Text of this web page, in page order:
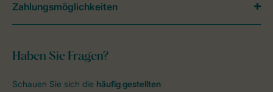
Haben Sie Fragen?
Schauen Sie sich die häufig gestellten
Zahlungsmöglichkeiten